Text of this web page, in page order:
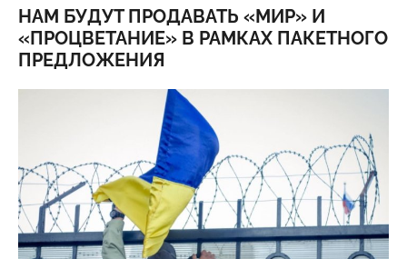
НАМ БУДУТ ПРОДАВАТЬ «МИР» И
«ПРОЦВЕТАНИЕ» В РАМКАХ ПАКЕТНОГО
ПРЕДЛОЖЕНИЯ